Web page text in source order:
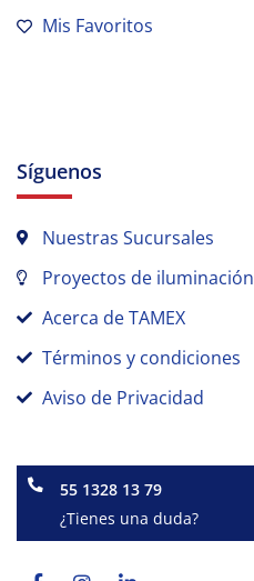
Mis Favoritos
Síguenos
Nuestras Sucursales
Proyectos de iluminación
Acerca de TAMEX
Términos y condiciones
Aviso de Privacidad
55 1328 13 79
¿Tienes una duda?
Facebook-
f
Instagram
Linkedin-